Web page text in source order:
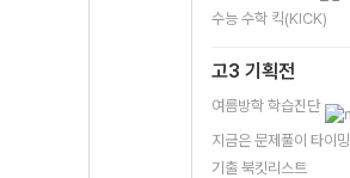
수능 수학 킥(KICK)
고3 기획전
여름방학 학습진단
지금은 문제풀이 타이밍
기출 북킷리스트